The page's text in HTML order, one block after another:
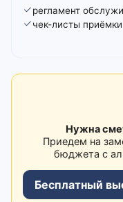
регламент
чек-листы приёмки
Нужна
Приедем на
бюджета с
Бесплатный